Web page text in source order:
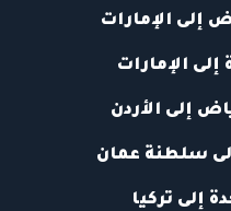
إلى الإمارات
الإمارات
إلى الأردن
سلطنة عمان
إلى تركيا